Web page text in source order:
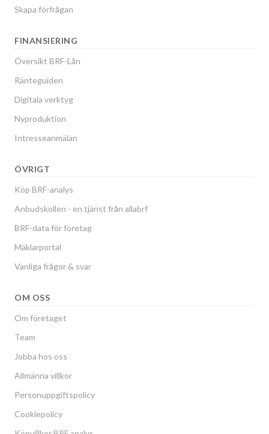
Skapa förfrågan
FINANSIERING
Översikt BRF-Lån
Ränteguiden
Digitala verktyg
Nyproduktion
Intresseanmälan
ÖVRIGT
Köp BRF-analys
Anbudskollen - en tjänst från allabrf
BRF-data för företag
Mäklarportal
Vanliga frågor & svar
OM OSS
Om företaget
Team
Jobba hos oss
Allmänna villkor
Personuppgiftspolicy
Cookiepolicy